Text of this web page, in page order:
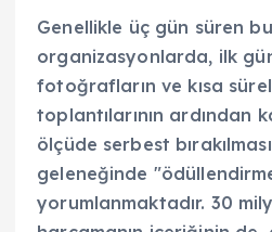
Genellikle üç gün süren
organizasyonlarda, ilk
fotoğrafların ve kısa süreli
toplantılarının ardından
ölçüde serbest
geleneğinde
yorumlanmaktadır. 30